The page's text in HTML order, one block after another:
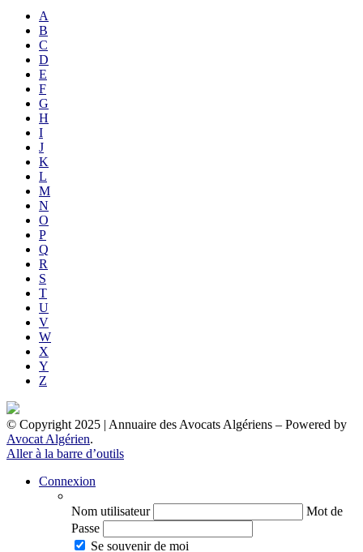
A
B
C
D
E
F
G
H
I
J
K
L
M
N
O
P
Q
R
S
T
U
V
W
X
Y
Z
© Copyright 2025 | Annuaire des Avocats Algériens – Powered by
Avocat Algérien.
Aller à la barre d’outils
Connexion
Nom utilisateur
Mot de
Passe
Se souvenir de moi